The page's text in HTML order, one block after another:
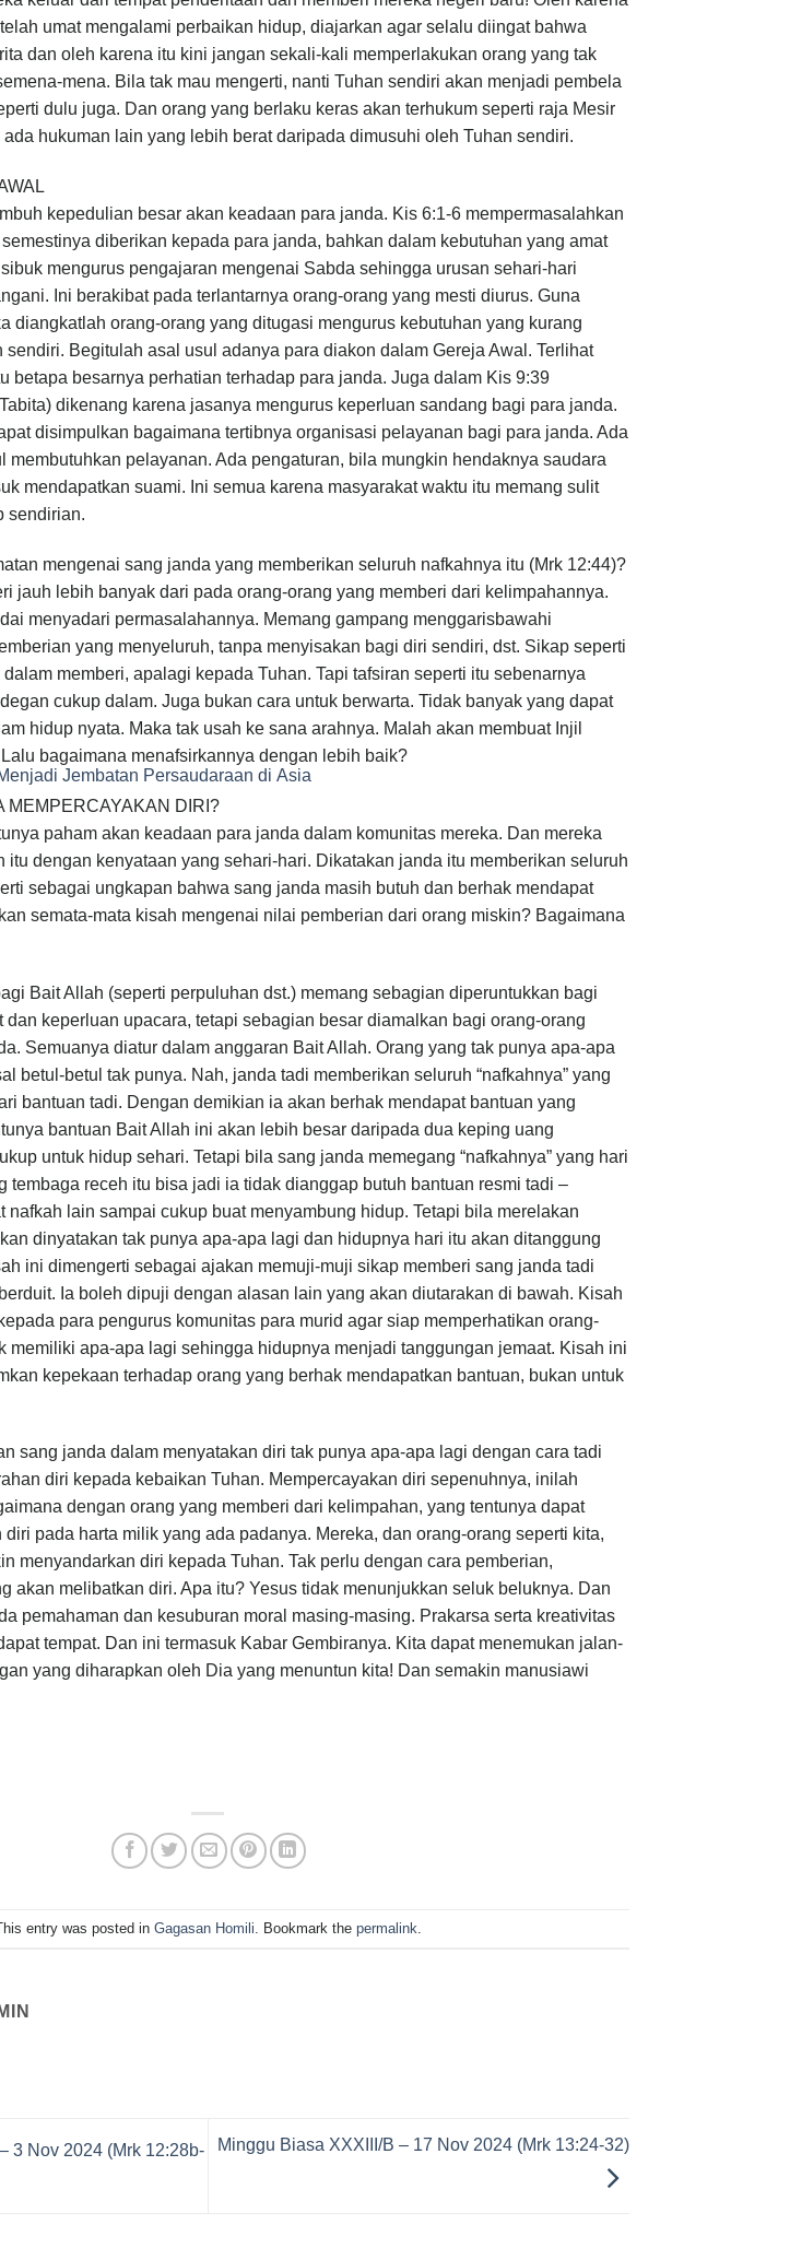
Jembatan Persaudaraan di Asia
umat mengalami perbaikan hidup, diajarkan agar selalu diingat bahwa
dan oleh karena itu kini jangan sekali-kali memperlakukan orang yang tak
mena. Bila tak mau mengerti, nanti Tuhan sendiri akan menjadi pembela
dulu juga. Dan orang yang berlaku keras akan terhukum seperti raja Mesir
hukuman lain yang lebih berat daripada dimusuhi oleh Tuhan sendiri.
kepedulian besar akan keadaan para janda. Kis 6:1-6 mempermasalahkan
diberikan kepada para janda, bahkan dalam kebutuhan yang amat
mengurus pengajaran mengenai Sabda sehingga urusan sehari-hari
Ini berakibat pada terlantarnya orang-orang yang mesti diurus. Guna
diangkatlah orang-orang yang ditugasi mengurus kebutuhan yang kurang
Begitulah asal usul adanya para diakon dalam Gereja Awal. Terlihat
betapa besarnya perhatian terhadap para janda. Juga dalam Kis 9:39
dikenang karena jasanya mengurus keperluan sandang bagi para janda.
disimpulkan bagaimana tertibnya organisasi pelayanan bagi para janda. Ada
membutuhkan pelayanan. Ada pengaturan, bila mungkin hendaknya saudara
mendapatkan suami. Ini semua karena masyarakat waktu itu memang sulit
sendirian.
mengenai sang janda yang memberikan seluruh nafkahnya itu (Mrk 12:44)?
jauh lebih banyak dari pada orang-orang yang memberi dari kelimpahannya.
menyadari permasalahannya. Memang gampang menggarisbawahi
yang menyeluruh, tanpa menyisakan bagi diri sendiri, dst. Sikap seperti
memberi, apalagi kepada Tuhan. Tapi tafsiran seperti itu sebenarnya
cukup dalam. Juga bukan cara untuk berwarta. Tidak banyak yang dapat
hidup nyata. Maka tak usah ke sana arahnya. Malah akan membuat Injil
bagaimana menafsirkannya dengan lebih baik?
MEMPERCAYAKAN DIRI?
paham akan keadaan para janda dalam komunitas mereka. Dan mereka
itu dengan kenyataan yang sehari-hari. Dikatakan janda itu memberikan seluruh
sebagai ungkapan bahwa sang janda masih butuh dan berhak mendapat
semata-mata kisah mengenai nilai pemberian dari orang miskin? Bagaimana
Bait Allah (seperti perpuluhan dst.) memang sebagian diperuntukkan bagi
dan keperluan upacara, tetapi sebagian besar diamalkan bagi orang-orang
Semuanya diatur dalam anggaran Bait Allah. Orang yang tak punya apa-apa
betul-betul tak punya. Nah, janda tadi memberikan seluruh “nafkahnya” yang
bantuan tadi. Dengan demikian ia akan berhak mendapat bantuan yang
bantuan Bait Allah ini akan lebih besar daripada dua keping uang
untuk hidup sehari. Tetapi bila sang janda memegang “nafkahnya” yang hari
tembaga receh itu bisa jadi ia tidak dianggap butuh bantuan resmi tadi –
nafkah lain sampai cukup buat menyambung hidup. Tetapi bila merelakan
dinyatakan tak punya apa-apa lagi dan hidupnya hari itu akan ditanggung
ini dimengerti sebagai ajakan memuji-muji sikap memberi sang janda tadi
Ia boleh dipuji dengan alasan lain yang akan diutarakan di bawah. Kisah
para pengurus komunitas para murid agar siap memperhatikan orang-
memiliki apa-apa lagi sehingga hidupnya menjadi tanggungan jemaat. Kisah ini
kepekaan terhadap orang yang berhak mendapatkan bantuan, bukan untuk
sang janda dalam menyatakan diri tak punya apa-apa lagi dengan cara tadi
diri kepada kebaikan Tuhan. Mempercayakan diri sepenuhnya, inilah
dengan orang yang memberi dari kelimpahan, yang tentunya dapat
pada harta milik yang ada padanya. Mereka, dan orang-orang seperti kita,
menyandarkan diri kepada Tuhan. Tak perlu dengan cara pemberian,
akan melibatkan diri. Apa itu? Yesus tidak menunjukkan seluk beluknya. Dan
pemahaman dan kesuburan moral masing-masing. Prakarsa serta kreativitas
tempat. Dan ini termasuk Kabar Gembiranya. Kita dapat menemukan jalan-
yang diharapkan oleh Dia yang menuntun kita! Dan semakin manusiawi
entry was posted in Gagasan Homili . Bookmark the permalink
3 Nov 2024 (Mrk 12:28b-
Minggu Biasa XXXIII/B – 17 Nov 2024 (Mrk 13:24-32)